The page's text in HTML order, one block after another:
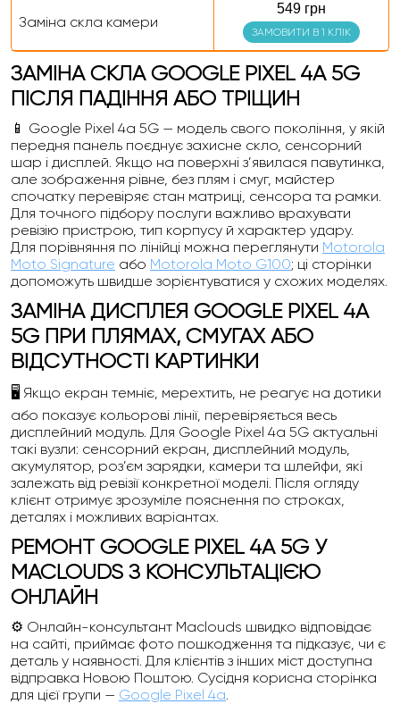
Заміна скла камери
549 грн
ЗАМОВИТИ В 1 КЛІК
ЗАМІНА СКЛА GOOGLE PIXEL 4A 5G
ПІСЛЯ ПАДІННЯ АБО ТРІЩИН
📱 Google Pixel 4a 5G — модель свого покоління, у якій
передня панель поєднує захисне скло, сенсорний
шар і дисплей. Якщо на поверхні з’явилася павутинка,
але зображення рівне, без плям і смуг, майстер
спочатку перевіряє стан матриці, сенсора та рамки.
Для точного підбору послуги важливо врахувати
ревізію пристрою, тип корпусу й характер удару.
Для порівняння по лінійці можна переглянути Motorola
Moto Signature або Motorola Moto G100; ці сторінки
допоможуть швидше зорієнтуватися у схожих моделях.
ЗАМІНА ДИСПЛЕЯ GOOGLE PIXEL 4A
5G ПРИ ПЛЯМАХ, СМУГАХ АБО
ВІДСУТНОСТІ КАРТИНКИ
🖥️ Якщо екран темніє, мерехтить, не реагує на дотики
або показує кольорові лінії, перевіряється весь
дисплейний модуль. Для Google Pixel 4a 5G актуальні
такі вузли: сенсорний екран, дисплейний модуль,
акумулятор, роз’єм зарядки, камери та шлейфи, які
залежать від ревізії конкретної моделі. Після огляду
клієнт отримує зрозуміле пояснення по строках,
деталях і можливих варіантах.
РЕМОНТ GOOGLE PIXEL 4A 5G У
MACLOUDS З КОНСУЛЬТАЦІЄЮ
ОНЛАЙН
⚙️ Онлайн-консультант Maclouds швидко відповідає
на сайті, приймає фото пошкодження та підказує, чи є
деталь у наявності. Для клієнтів з інших міст доступна
відправка Новою Поштою. Сусідня корисна сторінка
для цієї групи — Google Pixel 4a.